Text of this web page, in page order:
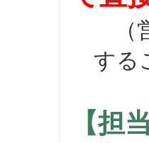
（営
する
【担